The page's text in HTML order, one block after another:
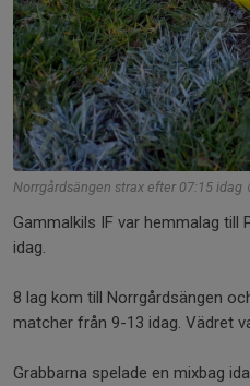
Norrgårdsängen strax efter 07:15 idag
Gammalkils IF var hemmalag
idag.
8 lag kom till Norrgårdsängen
matcher från 9-13 idag. Vädret
Grabbarna spelade en mixbag